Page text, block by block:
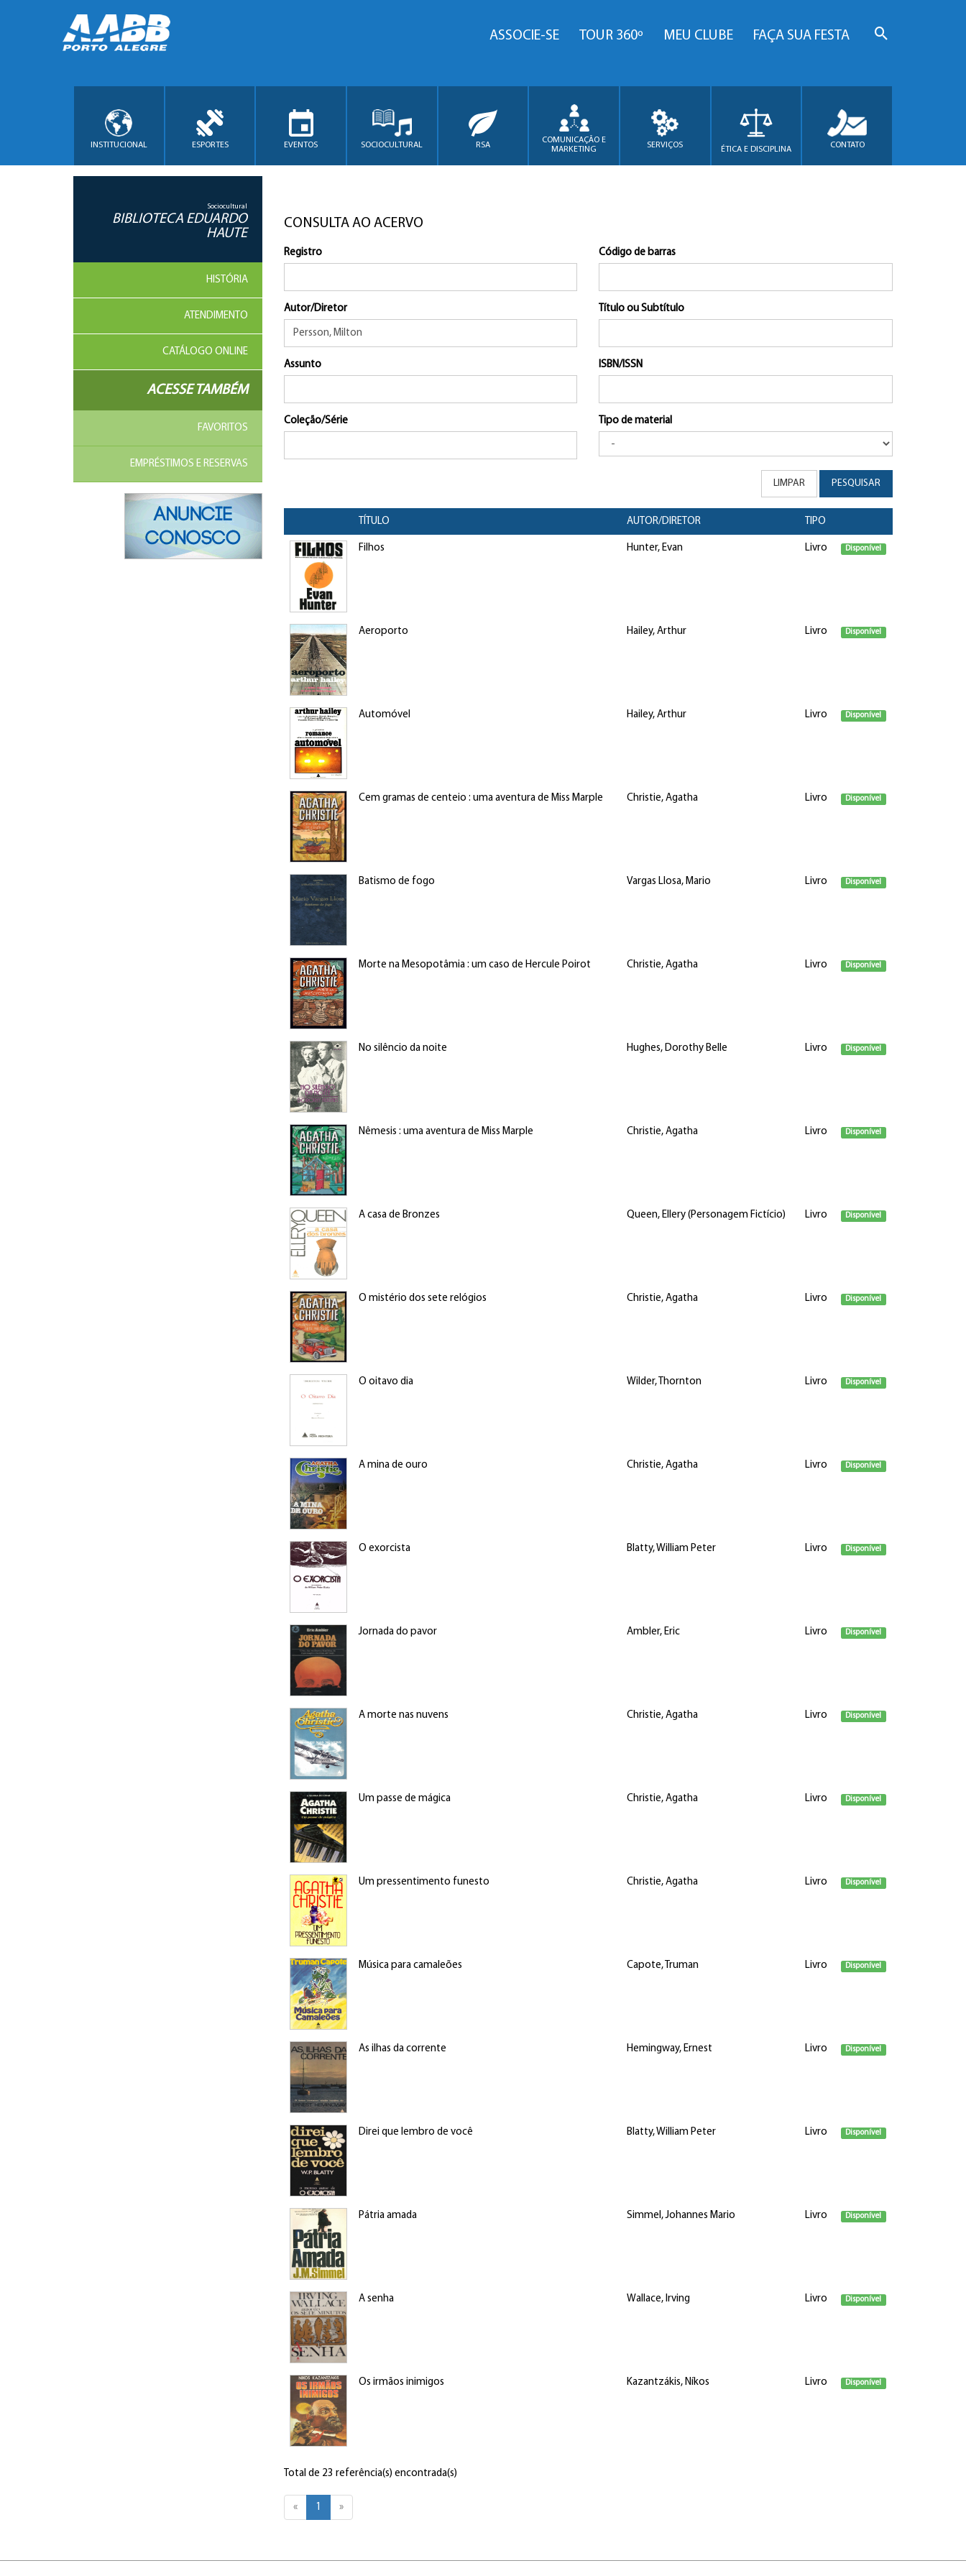
ASSOCIE-SE TOUR 360º MEU CLUBE FAÇA SUA FESTA
INSTITUCIONAL ESPORTES EVENTOS SOCIOCULTURAL RSA
COMUNICAÇÃO E
MARKETING
SERVIÇOS ÉTICA E DISCIPLINA CONTATO
Sociocultural
BIBLIOTECA EDUARDO
HAUTE
HISTÓRIA
ATENDIMENTO
CATÁLOGO ONLINE
ACESSE TAMBÉM
FAVORITOS
EMPRÉSTIMOS E RESERVAS
CONSULTA AO ACERVO
Registro Código de barras
Autor/Diretor Título ou Subtítulo
Assunto ISBN/ISSN
Coleção/Série Tipo de material
LIMPAR PESQUISAR
TÍTULO AUTOR/DIRETOR TIPO
Filhos Hunter, Evan Livro Disponível
Aeroporto Hailey, Arthur Livro Disponível
Automóvel Hailey, Arthur Livro Disponível
Cem gramas de centeio : uma aventura de Miss Marple Christie, Agatha Livro Disponível
Batismo de fogo Vargas Llosa, Mario Livro Disponível
Morte na Mesopotâmia : um caso de Hercule Poirot Christie, Agatha Livro Disponível
No silêncio da noite Hughes, Dorothy Belle Livro Disponível
Nêmesis : uma aventura de Miss Marple Christie, Agatha Livro Disponível
A casa de Bronzes Queen, Ellery (Personagem Fictício) Livro Disponível
O mistério dos sete relógios Christie, Agatha Livro Disponível
O oitavo dia Wilder, Thornton Livro Disponível
A mina de ouro Christie, Agatha Livro Disponível
O exorcista Blatty, William Peter Livro Disponível
Jornada do pavor Ambler, Eric Livro Disponível
A morte nas nuvens Christie, Agatha Livro Disponível
Um passe de mágica Christie, Agatha Livro Disponível
Um pressentimento funesto Christie, Agatha Livro Disponível
Música para camaleões Capote, Truman Livro Disponível
As ilhas da corrente Hemingway, Ernest Livro Disponível
Direi que lembro de você Blatty, William Peter Livro Disponível
Pátria amada Simmel, Johannes Mario Livro Disponível
A senha Wallace, Irving Livro Disponível
Os irmãos inimigos Kazantzákis, Níkos Livro Disponível
Total de 23 referência(s) encontrada(s)
« 1 »